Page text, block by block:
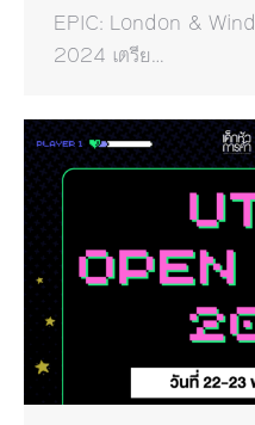
EPIC: London &
2024 เตรีย…